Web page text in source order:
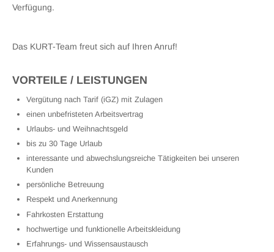
Verfügung.
Das KURT-Team freut sich auf Ihren Anruf!
VORTEILE / LEISTUNGEN
Vergütung nach Tarif (iGZ) mit Zulagen
einen unbefristeten Arbeitsvertrag
Urlaubs- und Weihnachtsgeld
bis zu 30 Tage Urlaub
interessante und abwechslungsreiche Tätigkeiten bei unseren
Kunden
persönliche Betreuung
Respekt und Anerkennung
Fahrkosten Erstattung
hochwertige und funktionelle Arbeitskleidung
Erfahrungs- und Wissensaustausch